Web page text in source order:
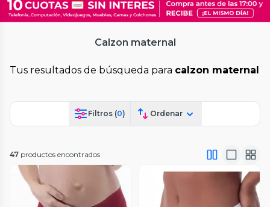
Calzon maternal
Tus resultados de búsqueda para calzon maternal
Filtros (0) Ordenar
47 productos encontrados